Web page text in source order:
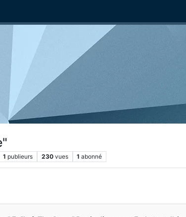
1 publieurs 230 vues 1 abonné